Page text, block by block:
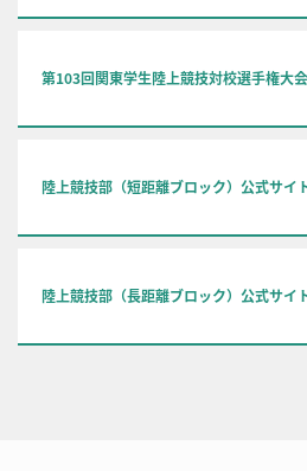
第103回関東学生陸上競技対校選手権大
陸上競技部（短距離ブロック）公式サイ
陸上競技部（長距離ブロック）公式サイ